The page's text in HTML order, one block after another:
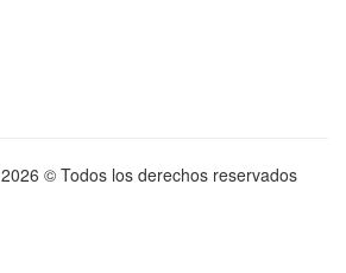
2026 © Todos los derechos reservados